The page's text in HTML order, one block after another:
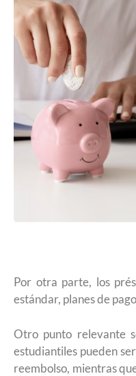
Por otra parte, los
estándar, planes de
Otro punto relevante
estudiantiles pueden
reembolso, mientras